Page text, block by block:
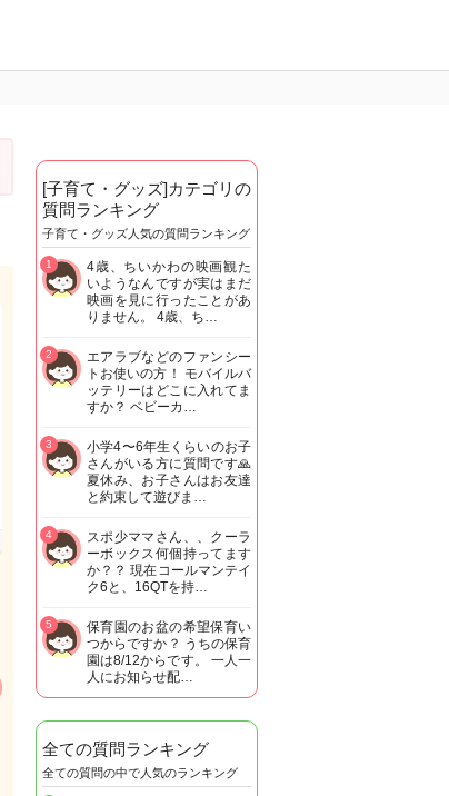
[子育て・グッズ]カテゴリの
質問ランキング
子育て・グッズ人気の質問ランキング
4歳、ちいかわの映画観た
いようなんですが実はまだ
映画を見に行ったことがあ
りません。 4歳、ち…
1
エアラブなどのファンシー
トお使いの方！ モバイルバ
ッテリーはどこに入れてま
すか？ ベビーカ…
2
小学4〜6年生くらいのお子
さんがいる方に質問です🙏
夏休み、お子さんはお友達
と約束して遊びま…
3
スポ少ママさん、、クーラ
ーボックス何個持ってます
か？？ 現在コールマンテイ
ク6と、16QTを持…
4
保育園のお盆の希望保育い
つからですか？ うちの保育
園は8/12からです。 一人一
人にお知らせ配…
5
全ての質問ランキング
全ての質問の中で人気のランキング